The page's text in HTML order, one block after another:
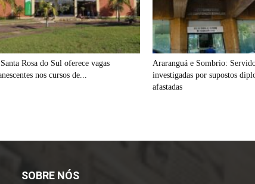
Rosa do Sul oferece vagas
nos cursos de...
Araranguá e Sombrio:
investigadas por supostos
afastadas
SOBRE NÓS